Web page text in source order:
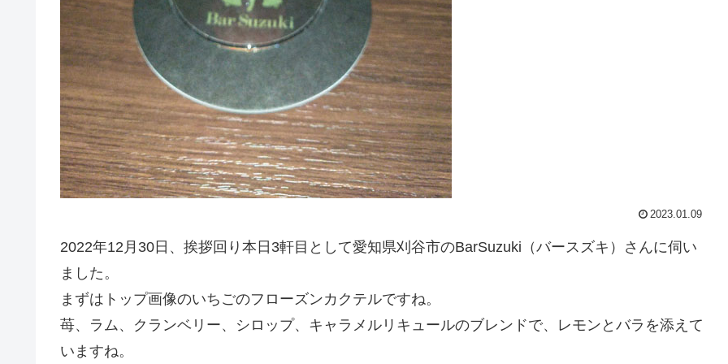
2023.01.09
2022年12月30日、挨拶回り本日3軒目として愛知県刈谷市のBarSuzuki（バースズキ）さんに伺い
ました。
まずはトップ画像のいちごのフローズンカクテルですね。
苺、ラム、クランベリー、シロップ、キャラメルリキュールのブレンドで、レモンとバラを添えて
いますね。